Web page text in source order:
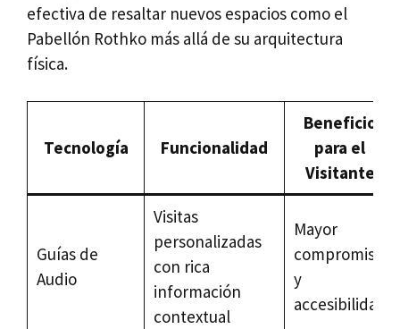
efectiva de resaltar nuevos espacios como el
Pabellón Rothko más allá de su arquitectura
física.
Tecnología Funcionalidad
Beneficio
para el
Visitante
Guías de
Audio
Visitas
personalizadas
con rica
información
contextual
Mayor
compromiso
y
accesibilidad